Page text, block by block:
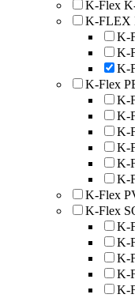
K-Flex
K-FLEX
K-
K-
K-
K-Flex
K-
K-
K-
K-
K-
K-
K-Flex
K-Flex
K-
K-
K-
K-
K-